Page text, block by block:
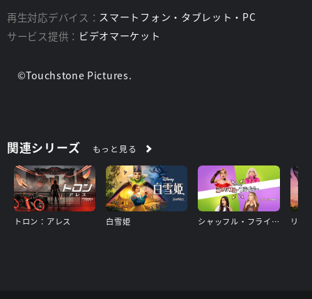
再生対応デバイス： スマートフォン・タブレット・PC
サービス提供： ビデオマーケット
©Touchstone Pictures.
関連シリーズ もっと見る
トロン：アレス 白雪姫 シャッフル・フライデー リロ